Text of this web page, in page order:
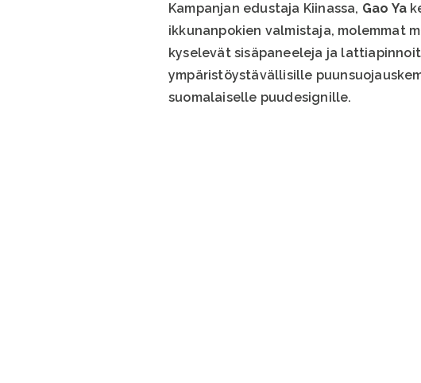
Kampanjan edustaja Kiinassa, Gao Ya
ikkunanpokien valmistaja, molemmat
kyselevät sisäpaneeleja ja
ympäristöystävällisille
suomalaiselle puudesignille.